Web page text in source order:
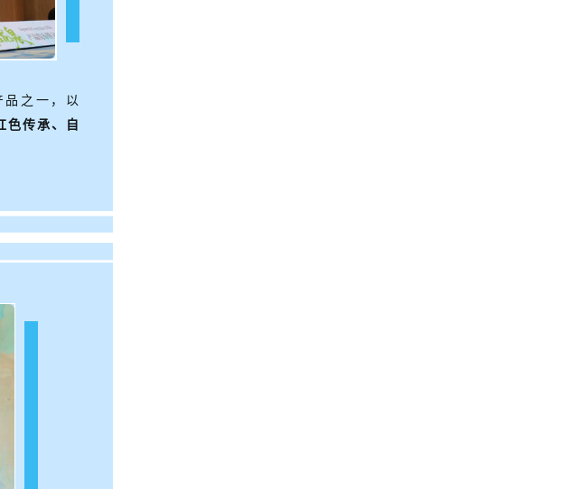
之一， 以
色传承、自